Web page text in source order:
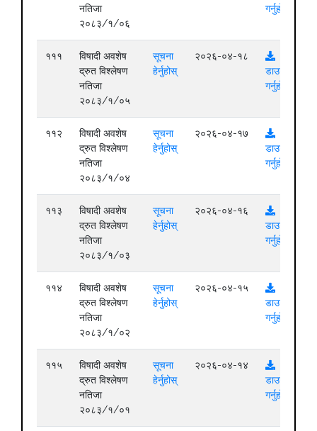
नतिजा
२०८३/१/०६
गर्नुहोस्
१११
विषादी अवशेष
द्रुत विश्लेषण
नतिजा
२०८३/१/०५
सूचना
हेर्नुहोस्
२०२६-०४-१८
डाउनलोड
गर्नुहोस्
११२
विषादी अवशेष
द्रुत विश्लेषण
नतिजा
२०८३/१/०४
सूचना
हेर्नुहोस्
२०२६-०४-१७
डाउनलोड
गर्नुहोस्
११३
विषादी अवशेष
द्रुत विश्लेषण
नतिजा
२०८३/१/०३
सूचना
हेर्नुहोस्
२०२६-०४-१६
डाउनलोड
गर्नुहोस्
११४
विषादी अवशेष
द्रुत विश्लेषण
नतिजा
२०८३/१/०२
सूचना
हेर्नुहोस्
२०२६-०४-१५
डाउनलोड
गर्नुहोस्
११५
विषादी अवशेष
द्रुत विश्लेषण
नतिजा
२०८३/१/०१
सूचना
हेर्नुहोस्
२०२६-०४-१४
डाउनलोड
गर्नुहोस्